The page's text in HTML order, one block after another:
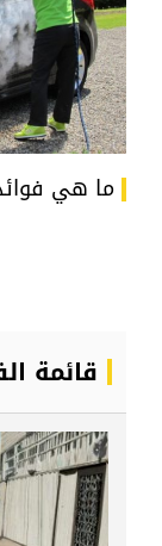
ما هي
قائمة